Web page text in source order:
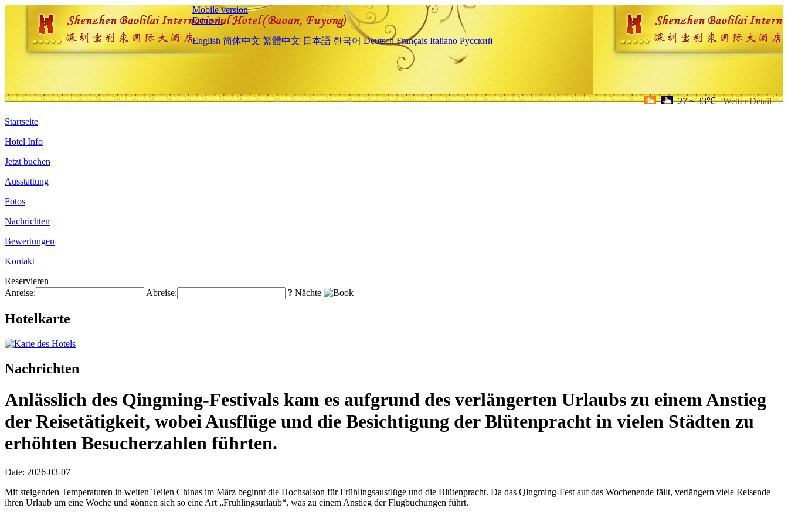
Mobile version
Deutsch
English 简体中文 繁體中文 日本語 한국어 Deutsch Français Italiano Русский
27 ~ 33℃ Wetter Detail
Startseite
Hotel Info
Jetzt buchen
Ausstattung
Fotos
Nachrichten
Bewertungen
Kontakt
Reservieren
Anreise:
Abreise: ? Nächte
Hotelkarte
Nachrichten
Anlässlich des Qingming-Festivals kam es aufgrund des verlängerten Urlaubs zu einem Anstieg
der Reisetätigkeit, wobei Ausflüge und die Besichtigung der Blütenpracht in vielen Städten zu
erhöhten Besucherzahlen führten.
Date: 2026-03-07
Mit steigenden Temperaturen in weiten Teilen Chinas im März beginnt die Hochsaison für Frühlingsausflüge und die Blütenpracht. Da das Qingming-Fest auf das Wochenende fällt, verlängern viele Reisende
ihren Urlaub um eine Woche und gönnen sich so eine Art „Frühlingsurlaub“, was zu einem Anstieg der Flugbuchungen führt.